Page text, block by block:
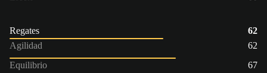
Regates
62
Agilidad
62
Equilibrio
67